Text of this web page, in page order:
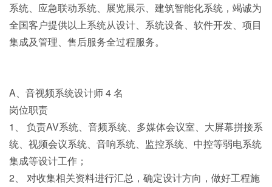
系统、应急联动系统、展览展示、建筑智能化系统，竭诚为
全国客户提供以上系统从设计、系统设备、软件开发、项目
集成及管理、售后服务全过程服务。
A、音视频系统设计师 4 名
岗位职责
1、 负责AV系统、音频系统、多媒体会议室、大屏幕拼接系
统、视频会议系统、音响系统、监控系统、中控等弱电系统
集成等设计工作；
2、 对收集相关资料进行汇总，确定设计方向，做好工程施